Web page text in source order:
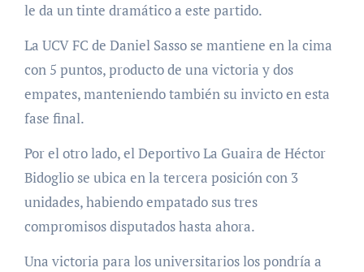
le da un tinte dramático a este partido.
La UCV FC de Daniel Sasso se mantiene en la cima
con 5 puntos, producto de una victoria y dos
empates, manteniendo también su invicto en esta
fase final.
Por el otro lado, el Deportivo La Guaira de Héctor
Bidoglio se ubica en la tercera posición con 3
unidades, habiendo empatado sus tres
compromisos disputados hasta ahora.
Una victoria para los universitarios los pondría a